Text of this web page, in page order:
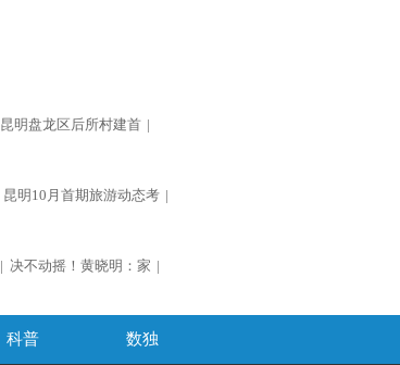
昆明盘龙区后所村建首 |
昆明10月首期旅游动态考 |
| 决不动摇！黄晓明：家 |
科普 数独